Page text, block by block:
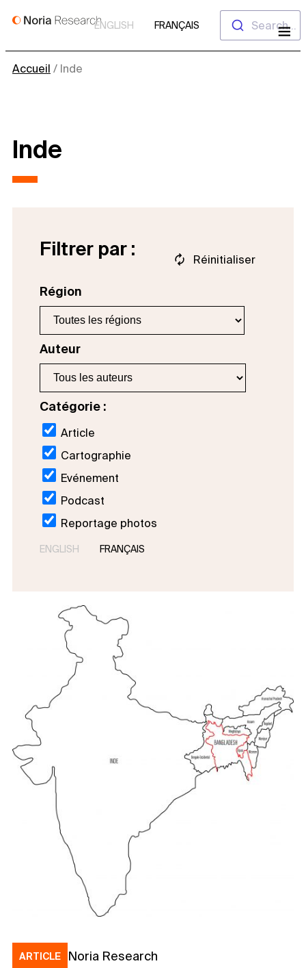
Aller
ENGLISH FRANÇAIS Search...
Accueil / Inde
Inde
Filtrer par :
Région
Auteur
Catégorie :
Article
Cartographie
Evénement
Podcast
Reportage photos
Réinitialiser
ENGLISH FRANÇAIS
ARTICLE Noria Research